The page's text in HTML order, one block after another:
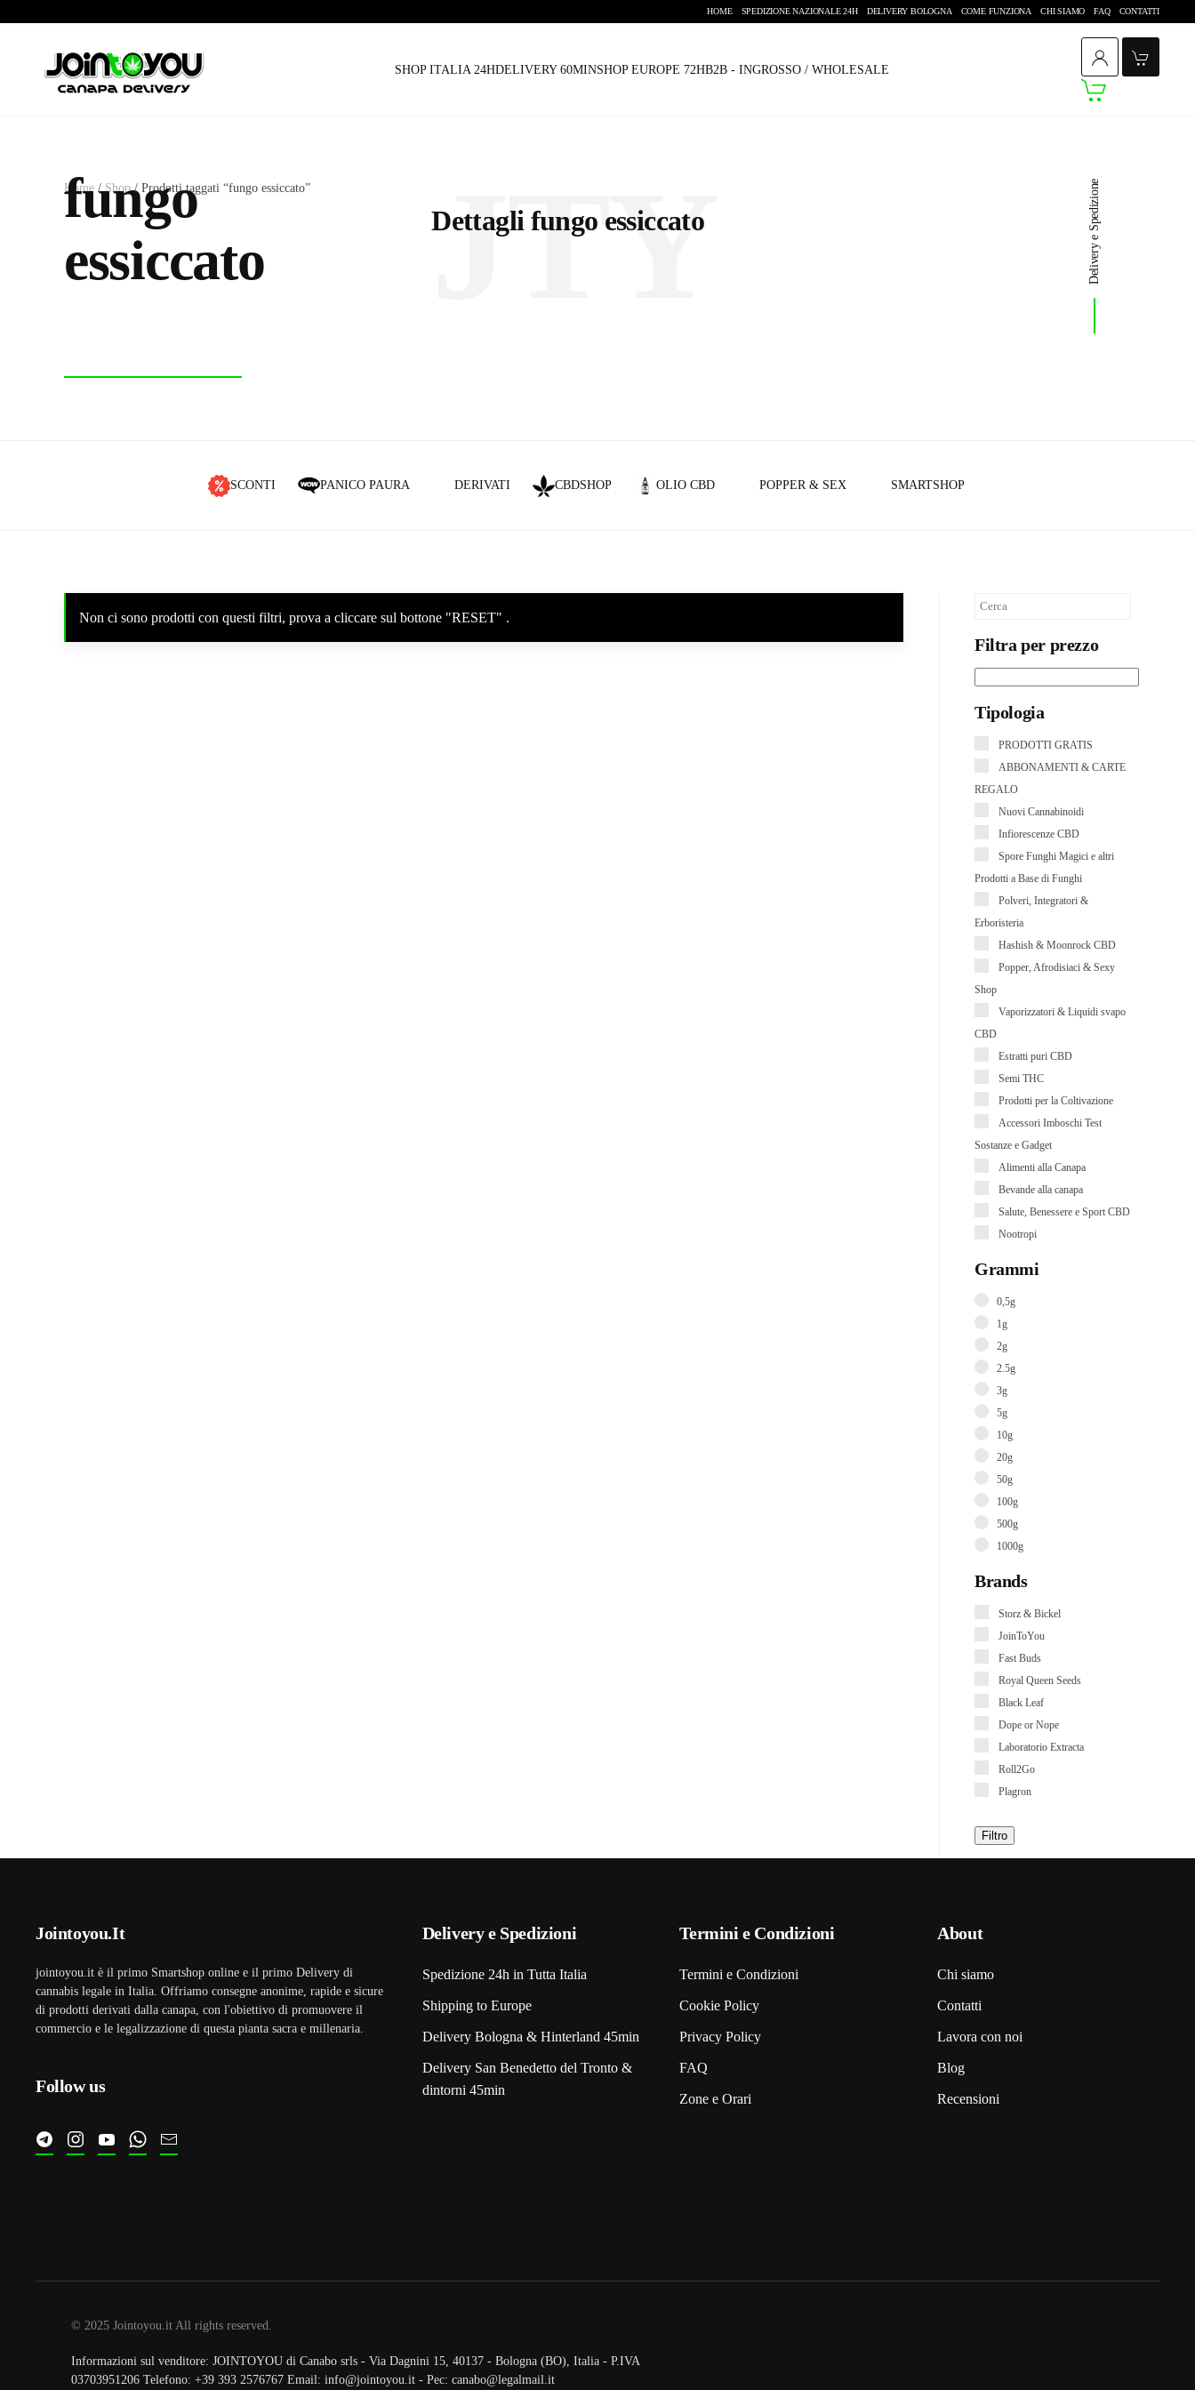
HOME SPEDIZIONE NAZIONALE 24H DELIVERY BOLOGNA COME FUNZIONA CHI SIAMO FAQ CONTATTI
SHOP ITALIA 24HDELIVERY 60MINSHOP EUROPE 72HB2B - INGROSSO / WHOLESALE
Home /Shop/ Prodotti taggati “fungo essiccato”
fungo
essiccato
JTY
Dettagli fungo essiccato Delivery e Spedizione
SCONTI PANICO PAURA DERIVATI CBDSHOP OLIO CBD POPPER & SEX SMARTSHOP
Non ci sono prodotti con questi filtri, prova a cliccare sul bottone "RESET" .
Filtra per prezzo
Tipologia
PRODOTTI GRATIS
ABBONAMENTI & CARTE
REGALO
Nuovi Cannabinoidi
Infiorescenze CBD
Spore Funghi Magici e altri
Prodotti a Base di Funghi
Polveri, Integratori &
Erboristeria
Hashish & Moonrock CBD
Popper, Afrodisiaci & Sexy
Shop
Vaporizzatori & Liquidi svapo
CBD
Estratti puri CBD
Semi THC
Prodotti per la Coltivazione
Accessori Imboschi Test
Sostanze e Gadget
Alimenti alla Canapa
Bevande alla canapa
Salute, Benessere e Sport CBD
Nootropi
Grammi
0,5g
1g
2g
2.5g
3g
5g
10g
20g
50g
100g
500g
1000g
Brands
Storz & Bickel
JoinToYou
Fast Buds
Royal Queen Seeds
Black Leaf
Dope or Nope
Laboratorio Extracta
Roll2Go
Plagron
Filtro
Jointoyou.It
jointoyou.it è il primo Smartshop online e il primo Delivery di
cannabis legale in Italia. Offriamo consegne anonime, rapide e sicure
di prodotti derivati dalla canapa, con l'obiettivo di promuovere il
commercio e le legalizzazione di questa pianta sacra e millenaria.
Follow us
Delivery e Spedizioni
Spedizione 24h in Tutta Italia
Shipping to Europe
Delivery Bologna & Hinterland 45min
Delivery San Benedetto del Tronto &
dintorni 45min
Termini e Condizioni
Termini e Condizioni
Cookie Policy
Privacy Policy
FAQ
Zone e Orari
About
Chi siamo
Contatti
Lavora con noi
Blog
Recensioni
© 2025 Jointoyou.it All rights reserved.
Informazioni sul venditore: JOINTOYOU di Canabo srls - Via Dagnini 15, 40137 - Bologna (BO), Italia - P.IVA
03703951206 Telefono: ‪+39 393 2576767‬ Email: info@jointoyou.it - Pec: canabo@legalmail.it